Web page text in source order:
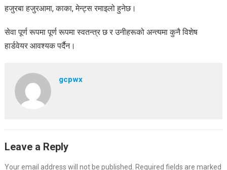
हजुरबा हजुरआमा, काका, मेन्ट्स रमाइलो हुनेछ।
सेवा पूर्ण रूपमा पूर्ण रूपमा स्वतन्त्र छ र उनीहरूको अन्त्यमा कुनै विशेष
हार्डवेयर आवश्यक पर्दैन।
gcpwx
Leave a Reply
Your email address will not be published.
Required fields are marked